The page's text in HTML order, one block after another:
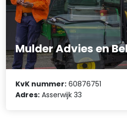
Mulder Advies en
KvK nummer: 60876751
Adres: Asserwijk 33